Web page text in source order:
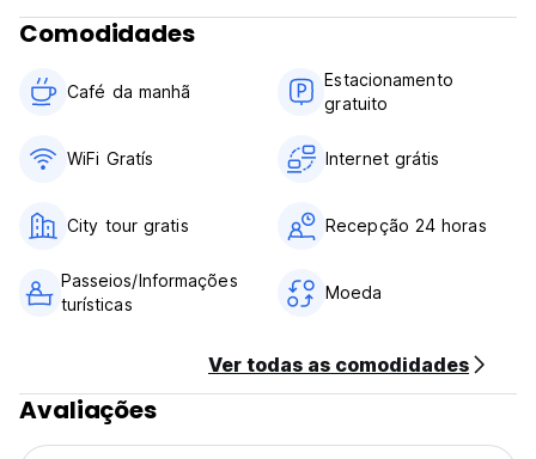
Comodidades
Café da manhã
Estacionamento
gratuito
WiFi Gratís Internet grátis
City tour gratis Recepção 24 horas
Passeios/Informações
turísticas
Moeda
Ver todas as comodidades
Avaliações